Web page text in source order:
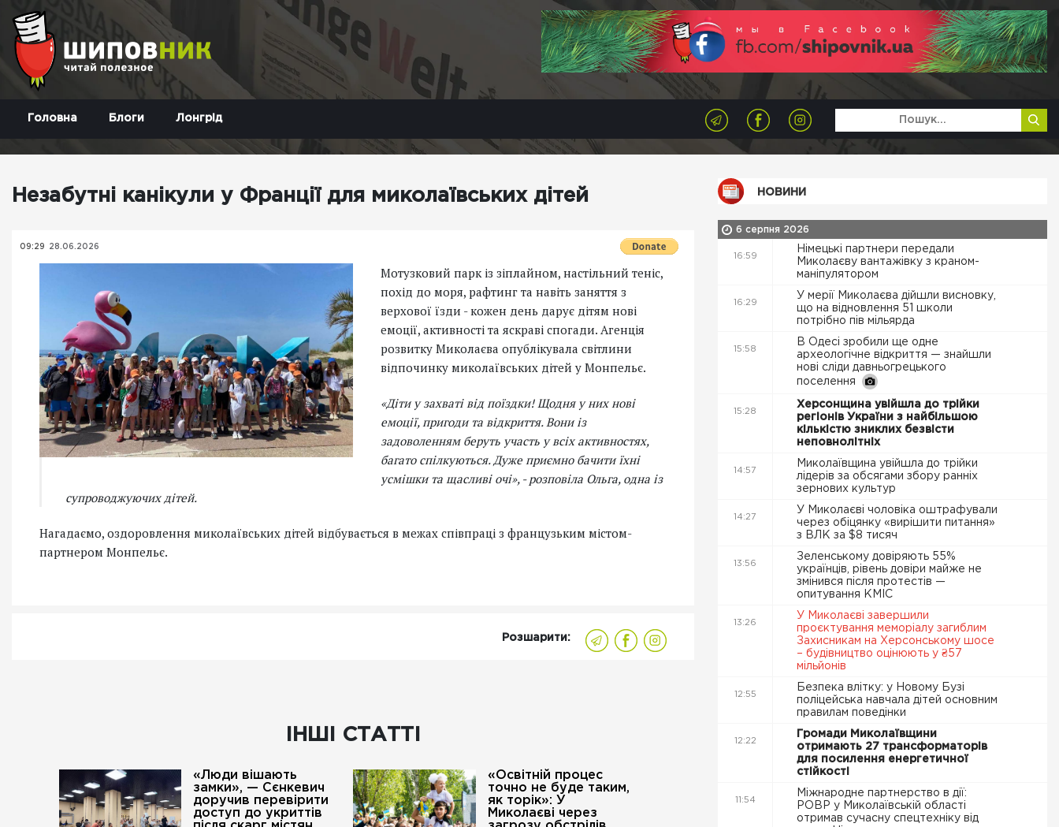
Головна Блоги Лонгрід
Незабутні канікули у Франції для миколаївських дітей
09:29 28.06.2026
Мотузковий парк із зіплайном, настільний теніс,
похід до моря, рафтинг та навіть заняття з
верхової їзди - кожен день дарує дітям нові
емоції, активності та яскраві спогади. Агенція
розвитку Миколаєва опублікувала світлини
відпочинку миколаївських дітей у Монпельє.
«Діти у захваті від поїздки! Щодня у них нові
емоції, пригоди та відкриття. Вони із
задоволенням беруть участь у всіх активностях,
багато спілкуються. Дуже приємно бачити їхні
усмішки та щасливі очі», - розповіла Ольга, одна із
супроводжуючих дітей.
Нагадаємо, оздоровлення миколаївських дітей відбувається в межах співпраці з французьким містом-
партнером Монпельє.
Розшарити:
ІНШІ СТАТТІ
«Люди вішають
замки», — Сєнкевич
доручив перевірити
доступ до укриттів
«Освітній процес
точно не буде таким,
як торік»: У
Миколаєві через
НОВИНИ
6 серпня 2026
16:59
Німецькі партнери передали
Миколаєву вантажівку з краном-
маніпулятором
16:29
У мерії Миколаєва дійшли висновку,
що на відновлення 51 школи
потрібно пів мільярда
15:58
В Одесі зробили ще одне
археологічне відкриття — знайшли
нові сліди давньогрецького
поселення
15:28
Херсонщина увійшла до трійки
регіонів України з найбільшою
кількістю зниклих безвісти
неповнолітніх
14:57
Миколаївщина увійшла до трійки
лідерів за обсягами збору ранніх
зернових культур
14:27
У Миколаєві чоловіка оштрафували
через обіцянку «вирішити питання»
з ВЛК за $8 тисяч
13:56
Зеленському довіряють 55%
українців, рівень довіри майже не
змінився після протестів —
опитування КМІС
13:26
У Миколаєві завершили
проєктування меморіалу загиблим
Захисникам на Херсонському шосе
– будівництво оцінюють у ₴57
мільйонів
12:55
Безпека влітку: у Новому Бузі
поліцейська навчала дітей основним
правилам поведінки
12:22
Громади Миколаївщини
отримають 27 трансформаторів
для посилення енергетичної
стійкості
11:54
Міжнародне партнерство в дії:
РОВР у Миколаївській області
отримав сучасну спецтехніку від